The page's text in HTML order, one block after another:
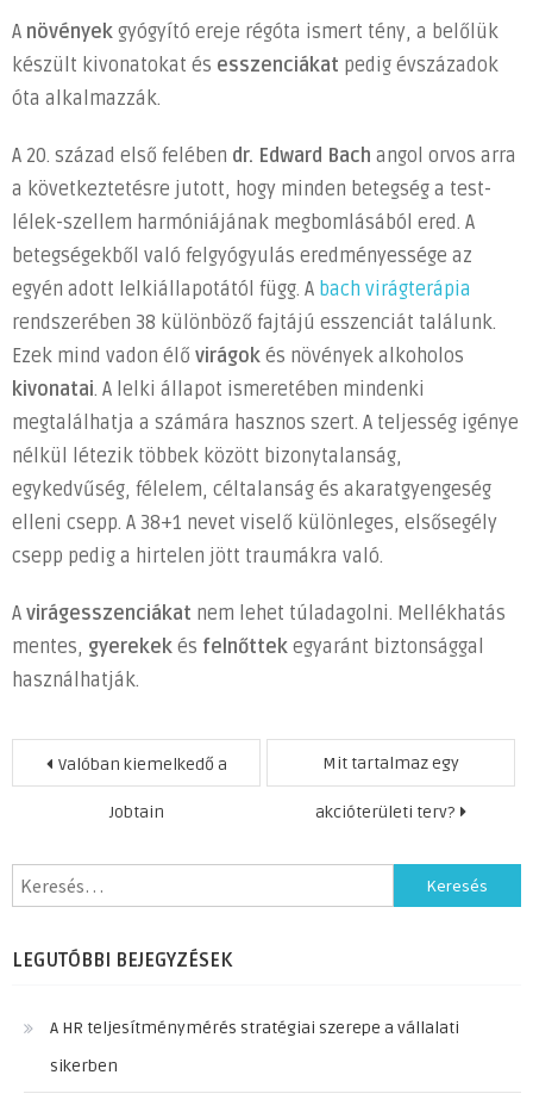
a
virágesszenciák?
bejegyzéshez
A növények gyógyító ereje régóta ismert tény, a belőlük
készült kivonatokat és esszenciákat pedig évszázadok
óta alkalmazzák.
A 20. század első felében dr. Edward Bach angol orvos arra
a következtetésre jutott, hogy minden betegség a test-
lélek-szellem harmóniájának megbomlásából ered. A
betegségekből való felgyógyulás eredményessége az
egyén adott lelkiállapotától függ. A bach virágterápia
rendszerében 38 különböző fajtájú esszenciát találunk.
Ezek mind vadon élő virágok és növények alkoholos
kivonatai. A lelki állapot ismeretében mindenki
megtalálhatja a számára hasznos szert. A teljesség igénye
nélkül létezik többek között bizonytalanság,
egykedvűség, félelem, céltalanság és akaratgyengeség
elleni csepp. A 38+1 nevet viselő különleges, elsősegély
csepp pedig a hirtelen jött traumákra való.
A virágesszenciákat nem lehet túladagolni. Mellékhatás
mentes, gyerekek és felnőttek egyaránt biztonsággal
használhatják.
Bejegyzés
navigáció
Valóban kiemelkedő a
Jobtain
Mit tartalmaz egy
akcióterületi terv?
Keresés:
LEGUTÓBBI BEJEGYZÉSEK
A HR teljesítménymérés stratégiai szerepe a vállalati
sikerben